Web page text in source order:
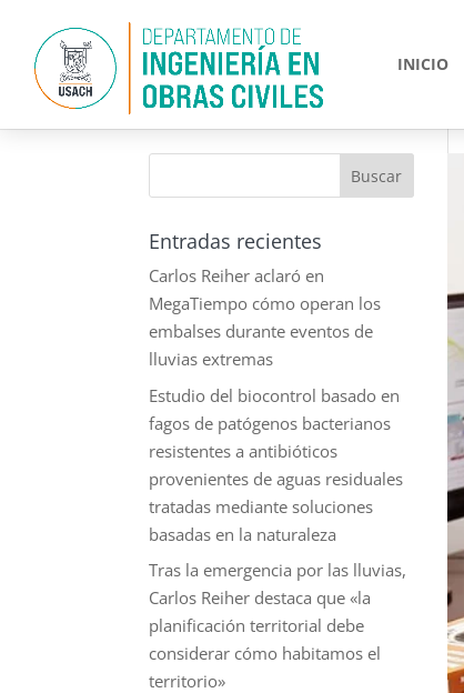
INICIO
Entradas recientes
Carlos Reiher aclaró en
MegaTiempo cómo operan los
embalses durante eventos de
lluvias extremas
Estudio del biocontrol basado en
fagos de patógenos bacterianos
resistentes a antibióticos
provenientes de aguas residuales
tratadas mediante soluciones
basadas en la naturaleza
Tras la emergencia por las lluvias,
Carlos Reiher destaca que «la
planificación territorial debe
considerar cómo habitamos el
territorio»